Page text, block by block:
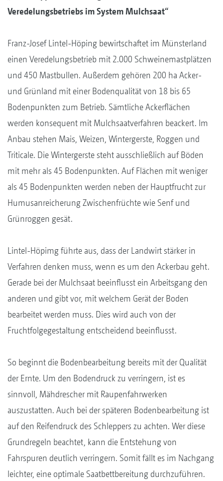
Veredelungsbetriebs im System Mulchsaat“
Franz-Josef Lintel-Höping bewirtschaftet im Münsterland
einen Veredelungsbetrieb mit 2.000 Schweinemastplätzen
und 450 Mastbullen. Außerdem gehören 200 ha Acker-
und Grünland mit einer Bodenqualität von 18 bis 65
Bodenpunkten zum Betrieb. Sämtliche Ackerflächen
werden konsequent mit Mulchsaatverfahren beackert. Im
Anbau stehen Mais, Weizen, Wintergerste, Roggen und
Triticale. Die Wintergerste steht ausschließlich auf Böden
mit mehr als 45 Bodenpunkten. Auf Flächen mit weniger
als 45 Bodenpunkten werden neben der Hauptfrucht zur
Humusanreicherung Zwischenfrüchte wie Senf und
Grünroggen gesät.
Lintel-Höpimg führte aus, dass der Landwirt stärker in
Verfahren denken muss, wenn es um den Ackerbau geht.
Gerade bei der Mulchsaat beeinflusst ein Arbeitsgang den
anderen und gibt vor, mit welchem Gerät der Boden
bearbeitet werden muss. Dies wird auch von der
Fruchtfolgegestaltung entscheidend beeinflusst.
So beginnt die Bodenbearbeitung bereits mit der Qualität
der Ernte. Um den Bodendruck zu verringern, ist es
sinnvoll, Mähdrescher mit Raupenfahrwerken
auszustatten. Auch bei der späteren Bodenbearbeitung ist
auf den Reifendruck des Schleppers zu achten. Wer diese
Grundregeln beachtet, kann die Entstehung von
Fahrspuren deutlich verringern. Somit fällt es im Nachgang
leichter, eine optimale Saatbettbereitung durchzuführen.